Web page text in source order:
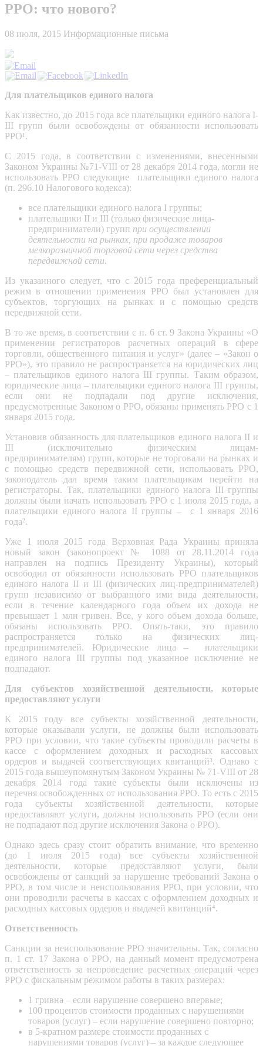
РРО: что нового?
08 июля, 2015 Информационные письма
Для плательщиков единого налога
Как известно, до 2015 года все плательщики единого налога I-
III групп были освобождены от обязанности использовать
РРО¹.
С 2015 года, в соответствии с изменениями, внесенными
Законом Украины №71-VIII от 28 декабря 2014 года, могли не
использовать РРО следующие плательщики единого налога
(п. 296.10 Налогового кодекса):
все плательщики единого налога І группы;
плательщики II и III (только физические лица-
предприниматели) групп при осуществлении
деятельности на рынках, при продаже товаров
мелкорозничной торговой сети через средства
передвижной сети.
Из указанного следует, что с 2015 года преференциальный
режим в отношении применения РРО был установлен для
субъектов, торгующих на рынках и с помощью средств
передвижной сети.
В то же время, в соответствии с п. 6 ст. 9 Закона Украины «О
применении регистраторов расчетных операций в сфере
торговли, общественного питания и услуг» (далее – «Закон о
РРО»), это правило не распространяется на юридических лиц
– плательщиков единого налога III группы. Таким образом,
юридические лица – плательщики единого налога III группы,
если они не подпадали под другие исключения,
предусмотренные Законом о РРО, обязаны применять РРО с 1
января 2015 года.
Установив обязанность для плательщиков единого налога II и
III (исключительно физическим лицам-
предпринимателям) групп, которые не торговали на рынках и
с помощью средств передвижной сети, использовать РРО,
законодатель дал время таким плательщикам перейти на
регистраторы. Так, плательщики единого налога III группы
должны были начать использовать РРО с 1 июля 2015 года, а
плательщики единого налога II группы – с 1 января 2016
года².
Уже 1 июля 2015 года Верховная Рада Украины приняла
новый закон (законопроект № 1088 от 28.11.2014 года
направлен на подпись Президенту Украины), который
освободил от обязанности использовать РРО плательщиков
единого налога II и III (физических лиц-предпринимателей)
групп независимо от выбранного ими вида деятельности,
если в течение календарного года объем их дохода не
превышает 1 млн гривен. Все, у кого объем дохода больше,
обязаны использовать РРО. Опять-таки, это правило
распространяется только на физических лиц-
предпринимателей. Юридические лица – плательщики
единого налога III группы под указанное исключение не
подпадают.
Для субъектов хозяйственной деятельности, которые
предоставляют услуги
К 2015 году все субъекты хозяйственной деятельности,
которые оказывали услуги, не должны были использовать
РРО при условии, что такие субъекты проводили расчеты в
кассе с оформлением доходных и расходных кассовых
ордеров и выдачей соответствующих квитанций³. Однако с
2015 года вышеупомянутым Законом Украины № 71-VIII от 28
декабря 2014 года такие субъекты были исключены из
перечня освобожденных от использования РРО. То есть с 2015
года субъекты хозяйственной деятельности, которые
предоставляют услуги, должны использовать РРО (если они
не подпадают под другие исключения Закона о РРО).
Однако здесь сразу стоит обратить внимание, что временно
(до 1 июля 2015 года) все субъекты хозяйственной
деятельности, которые предоставляют услуги, были
освобождены от санкций за нарушение требований Закона о
РРО, в том числе и неиспользования РРО, при условии, что
они проводили расчеты в кассах с оформлением доходных и
расходных кассовых ордеров и выдачей квитанций⁴.
Ответственность
Санкции за неиспользование РРО значительны. Так, согласно
п. 1 ст. 17 Закона о РРО, на данный момент предусмотрена
ответственность за непроведение расчетных операций через
РРО с фискальным режимом работы в таких размерах:
1 гривна – если нарушение совершено впервые;
100 процентов стоимости проданных с нарушениями
товаров (услуг) – если нарушение совершено повторно;
в 5-кратном размере стоимости проданных с
нарушениями товаров (услуг) – за каждое следующее